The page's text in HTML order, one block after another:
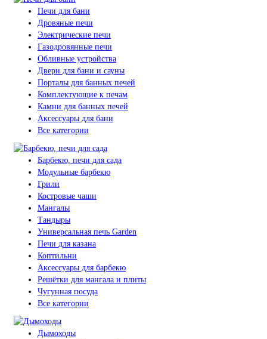
Печи для бани
Дровяные печи
Электрические печи
Газодровянные печи
Обливные устройства
Двери для бани и сауны
Порталы для банных печей
Комплектующие к печам
Камни для банных печей
Аксессуары для бани
Все категории
Барбекю, печи для сада
Модульные барбекю
Грили
Костровые чаши
Мангалы
Тандыры
Универсальная печь Garden
Печи для казана
Коптильни
Аксессуары для барбекю
Решётки для мангала и плиты
Чугунная посуда
Все категории
Дымоходы